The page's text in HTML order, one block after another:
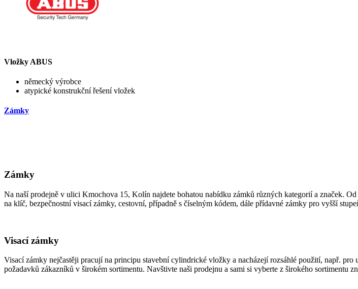
Vložky ABUS
německý výrobce
atypické konstrukční řešení vložek
Zámky
Zámky
Na naší prodejně v ulici Kmochova 15, Kolín najdete bohatou nabídku zámků různých kategorií a značek.
na klíč, bezpečnostní visací zámky, cestovní, případně s číselným kódem, dále přídavné zámky pro vyšší
Visací zámky
Visací zámky nejčastěji pracují na principu stavební cylindrické vložky a nacházejí rozsáhlé použití, např.
požadavků zákazníků v širokém sortimentu. Navštivte naši prodejnu a sami si vyberte z širokého